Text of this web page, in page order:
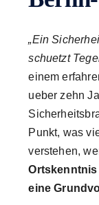
„Ein
schuetzt
einem
ueber zehn
Punkt, was
verstehen,
eine